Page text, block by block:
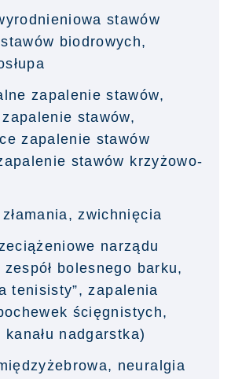
stawów
biodrowych,
zapalenie stawów,
stawów,
zapalenie stawów
stawów krzyżowo-
zwichnięcia
narządu
bolesnego barku,
tenisisty”, zapalenia
ścięgnistych,
kanału nadgarstka)
neuralgia